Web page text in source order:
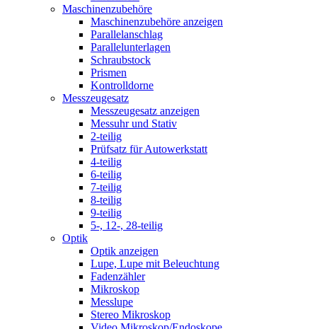
Maschinenzubehöre
Maschinenzubehöre anzeigen
Parallelanschlag
Parallelunterlagen
Schraubstock
Prismen
Kontrolldorne
Messzeugesatz
Messzeugesatz anzeigen
Messuhr und Stativ
2-teilig
Prüfsatz für Autowerkstatt
4-teilig
6-teilig
7-teilig
8-teilig
9-teilig
5-, 12-, 28-teilig
Optik
Optik anzeigen
Lupe, Lupe mit Beleuchtung
Fadenzähler
Mikroskop
Messlupe
Stereo Mikroskop